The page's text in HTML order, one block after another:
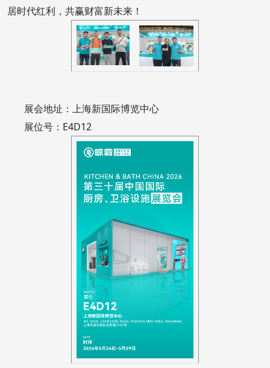
居时代红利，共赢财富新未来！
展会地址：上海新国际博览中心
展位号：E4D12